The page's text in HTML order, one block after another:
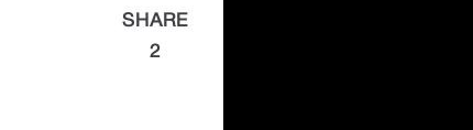
SHARE
2